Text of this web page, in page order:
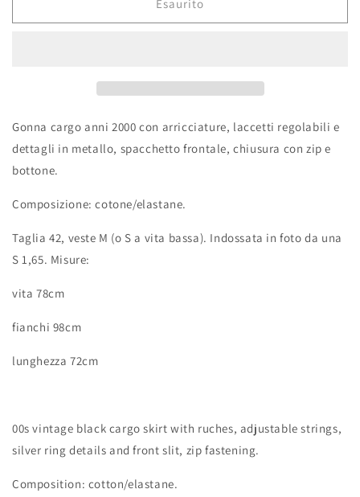
Esaurito
Gonna cargo anni 2000 con arricciature, laccetti regolabili e
dettagli in metallo, spacchetto frontale, chiusura con zip e
bottone.
Composizione: cotone/elastane.
Taglia 42, veste M (o S a vita bassa). Indossata in foto da una
S 1,65. Misure:
vita 78cm
fianchi 98cm
lunghezza 72cm
00s vintage black cargo skirt with ruches, adjustable strings,
silver ring details and front slit, zip fastening.
Composition: cotton/elastane.